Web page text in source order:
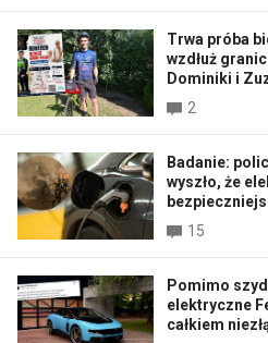
Trwa próba
wzdłuż
Dominiki i
2
Badanie:
wyszło, że
15
Pomimo
elektryczne
całkiem